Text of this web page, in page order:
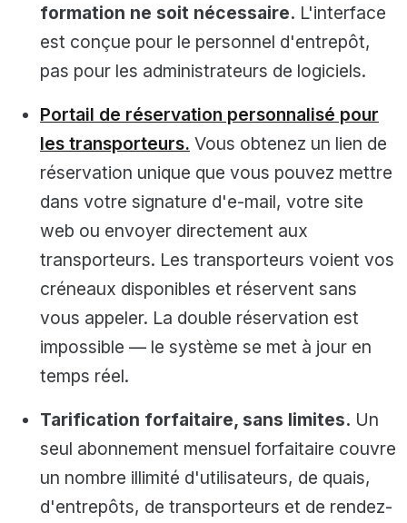
formation ne soit nécessaire. L'interface
est conçue pour le personnel d'entrepôt,
pas pour les administrateurs de logiciels.
Portail de réservation personnalisé pour
les transporteurs. Vous obtenez un lien de
réservation unique que vous pouvez mettre
dans votre signature d'e-mail, votre site
web ou envoyer directement aux
transporteurs. Les transporteurs voient vos
créneaux disponibles et réservent sans
vous appeler. La double réservation est
impossible — le système se met à jour en
temps réel.
Tarification forfaitaire, sans limites. Un
seul abonnement mensuel forfaitaire couvre
un nombre illimité d'utilisateurs, de quais,
d'entrepôts, de transporteurs et de rendez-